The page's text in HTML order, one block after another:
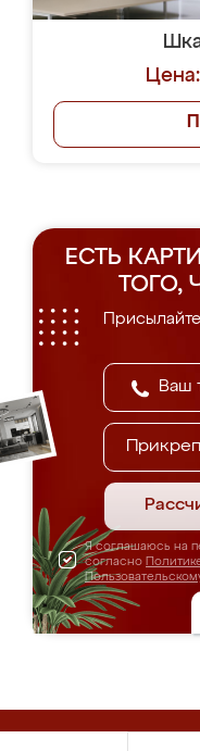
ЕСТЬ
ТОГО,
Я соглашаюсь на
согласно